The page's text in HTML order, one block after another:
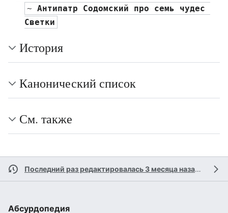
~ Антипатр Содомский про семь чудес
Светки
История
Канонический список
См. также
Последний раз редактировалась 3 месяца назад
Абсурдопедия